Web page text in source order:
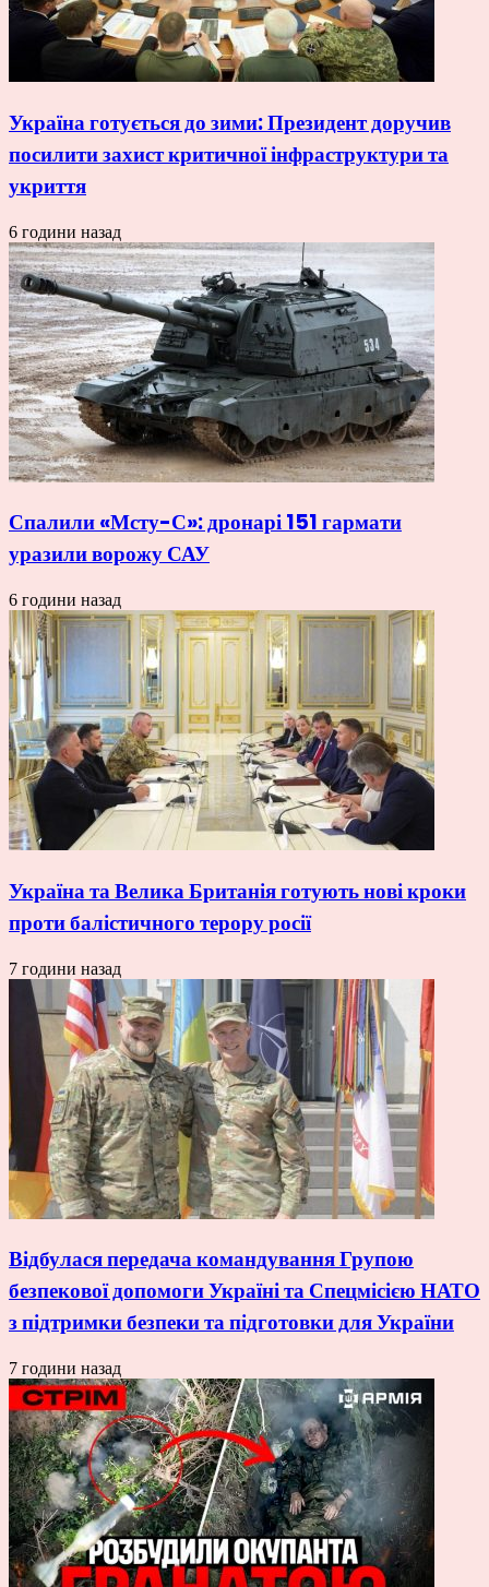
Україна готується до зими: Президент доручив
посилити захист критичної інфраструктури та
укриття
6 години назад
Спалили «Мсту-С»: дронарі 151 гармати
уразили ворожу САУ
6 години назад
Україна та Велика Британія готують нові кроки
проти балістичного терору росії
7 години назад
Відбулася передача командування Групою
безпекової допомоги Україні та Спецмісією НАТО
з підтримки безпеки та підготовки для України
7 години назад